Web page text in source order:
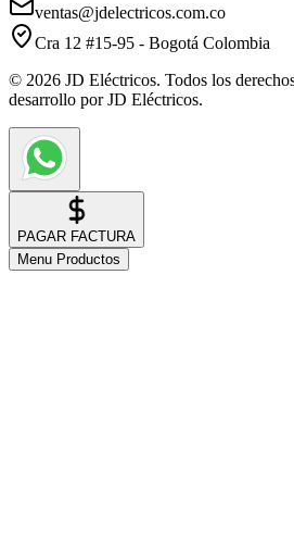
ventas@jdelectricos.com.co
Cra 12 #15-95 - Bogotá Colombia
© 2026 JD Eléctricos. Todos los
desarrollo por JD Eléctricos.
PAGAR FACTURA
Menu Productos